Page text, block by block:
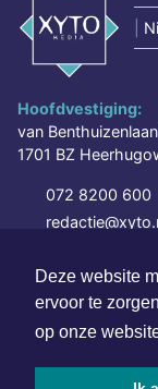
Deze website
ervoor te
op onze
Hoofdvestiging:
van Benthuizenlaan
1701 BZ
072 8200 600
SOCIAL MEDIA